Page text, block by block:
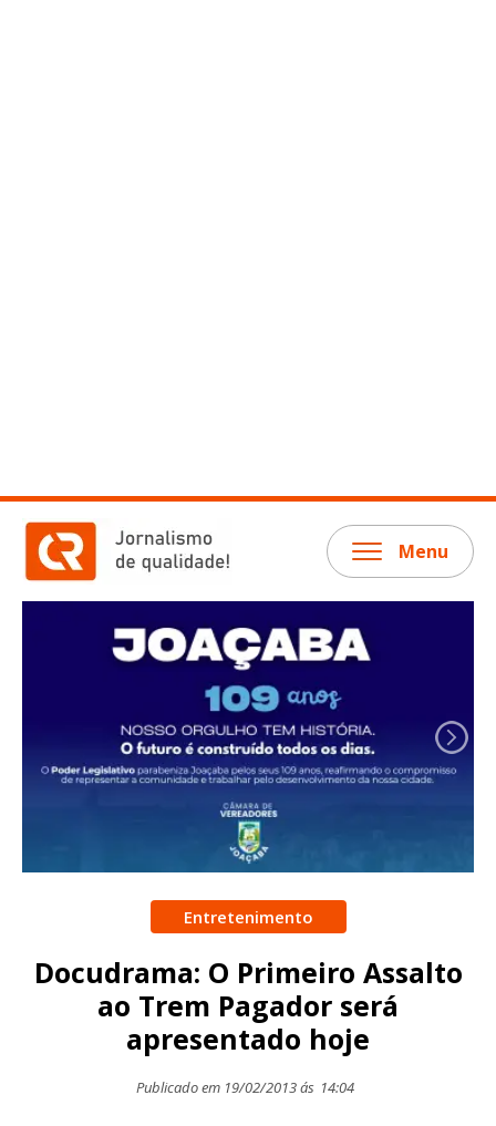
Menu
Entretenimento
Docudrama: O Primeiro Assalto
ao Trem Pagador será
apresentado hoje
Publicado em 19/02/2013 ás 14:04